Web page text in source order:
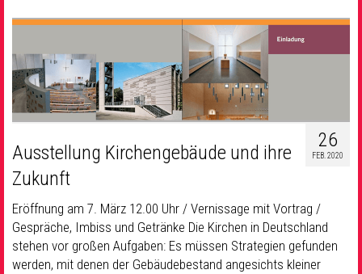
26
FEB. 2020
Ausstellung Kirchengebäude und ihre
Zukunft
Eröffnung am 7. März 12.00 Uhr / Vernissage mit Vortrag /
Gespräche, Imbiss und Getränke Die Kirchen in Deutschland
stehen vor großen Aufgaben: Es müssen Strategien gefunden
werden, mit denen der Gebäudebestand angesichts kleiner